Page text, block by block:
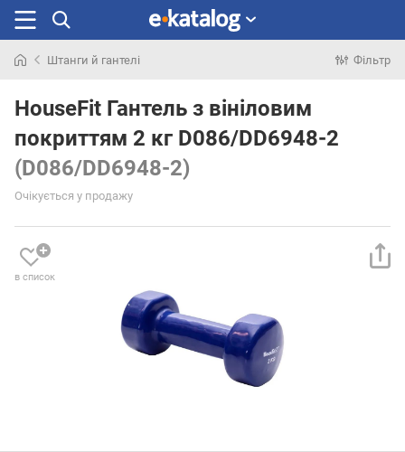
раніше
Штанги й гантелі Фільтр
HouseFit Гантель з вініловим
покриттям 2 кг D086/DD6948-2
(D086/DD6948-2)
Очікується у продажу
в список